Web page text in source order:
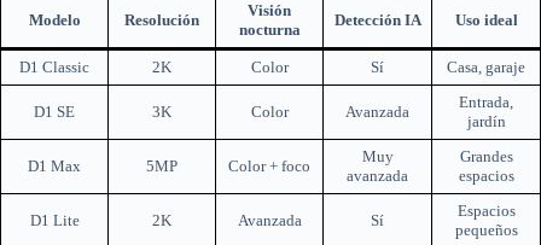
Modelo Resolución
Visión
nocturna
Detección IA Uso ideal
D1 Classic 2K Color Sí Casa, garaje
D1 SE 3K Color Avanzada
Entrada,
jardín
D1 Max 5MP Color + foco
Muy
avanzada
Grandes
espacios
D1 Lite 2K Avanzada Sí
Espacios
pequeños